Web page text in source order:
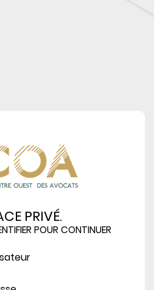
PRIVÉ.
POUR CONTINUER